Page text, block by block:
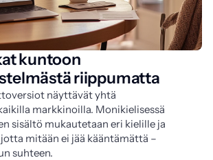
kuntoon
riippumatta
näyttävät yhtä
markkinoilla. Monikielisessä
sisältö mukautetaan eri kielille ja
mitään ei jää kääntämättä –
suhteen.